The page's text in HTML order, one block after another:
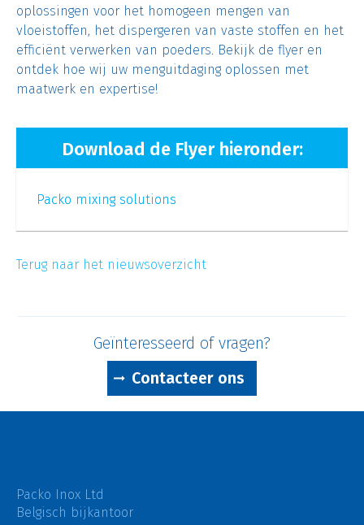
oplossingen voor het homogeen mengen van
vloeistoffen, het dispergeren van vaste stoffen en het
efficiënt verwerken van poeders. Bekijk de flyer en
ontdek hoe wij uw menguitdaging oplossen met
maatwerk en expertise!
Download de Flyer hieronder:
Packo mixing solutions
Terug naar het nieuwsoverzicht
Geïnteresseerd of vragen?
Contacteer ons
Packo Inox Ltd
Belgisch bijkantoor